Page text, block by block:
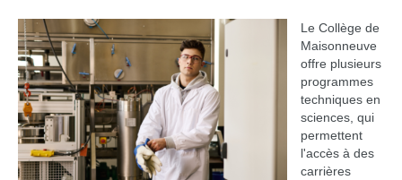
Le Collège de
Maisonneuve
offre plusieurs
programmes
techniques en
sciences, qui
permettent
l'accès à des
carrières